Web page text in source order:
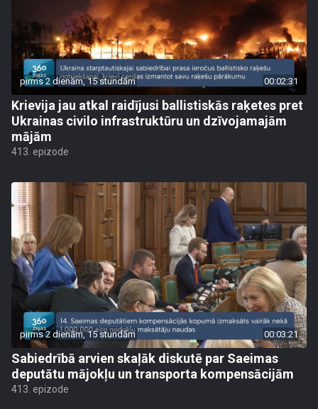
pirms 2 dienām, 15 stundām 00:02:31
Krievija jau atkal raidījusi ballistiskās raķetes pret
Ukrainas civilo infrastruktūru un dzīvojamajām
mājām
413. epizode
pirms 2 dienām, 15 stundām 00:03:21
Sabiedrībā arvien skaļāk diskutē par Saeimas
deputātu mājokļu un transporta kompensācijām
413. epizode